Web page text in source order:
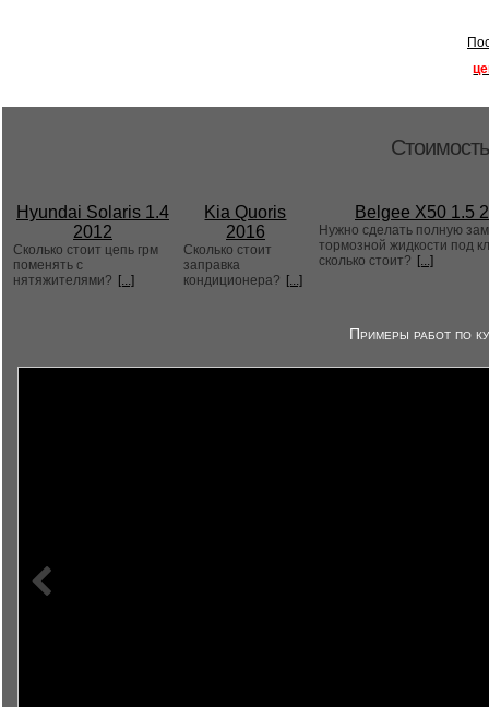
Hyundai Solaris 1.4
2012
Сколько стоит цепь грм
поменять с
нятяжителями? [...]
Kia Quoris
2016
Сколько стоит
заправка
кондиционера? [...]
Belgee X50 1.5
Нужно сделать полную
тормозной жидкости под
сколько стоит? [...]
Примеры работ по